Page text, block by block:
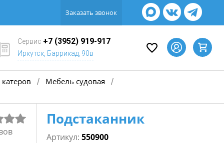
Заказать звонок
Сервис +7 (3952) 919-917
Иркутск, Баррикад, 90в
/ Мебель судовая /
Подстаканник
Артикул: 550900